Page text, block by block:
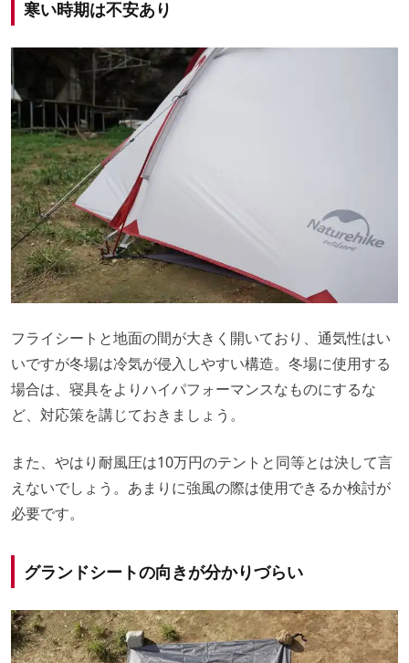
寒い時期は不安あり
フライシートと地面の間が大きく開いており、通気性はい
いですが冬場は冷気が侵入しやすい構造。冬場に使用する
場合は、寝具をよりハイパフォーマンスなものにするな
ど、対応策を講じておきましょう。
また、やはり耐風圧は10万円のテントと同等とは決して言
えないでしょう。あまりに強風の際は使用できるか検討が
必要です。
グランドシートの向きが分かりづらい